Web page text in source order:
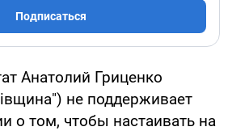
Подписаться
Анатолий Гриценко
не поддерживает
о том, чтобы настаивать на